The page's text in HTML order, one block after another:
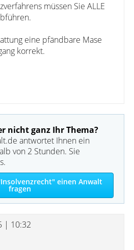
müssen Sie ALLE
eine pfändbare Mase
korrekt.
nicht ganz Ihr Thema?
antwortet Ihnen ein
von 2 Stunden. Sie
einen Anwalt
fragen
| 10:32